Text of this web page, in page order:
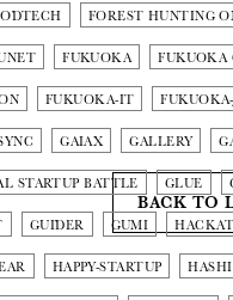
FOREST HUNTING
FUKUOKA FUKUOKA
FUKUOKA-IT
GAIAX GALLERY
STARTUP BATTLE GLUE
GUIDER GUMI
HAPPY-STARTUP
BACK TO